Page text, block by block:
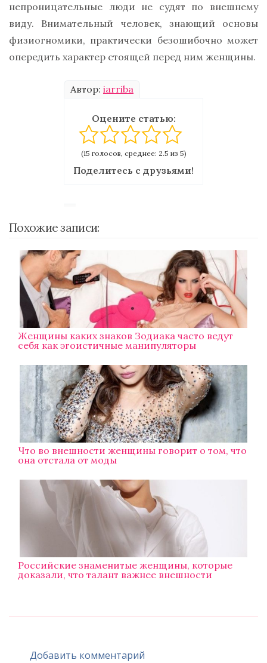
непроницательные люди не судят по внешнему
виду. Внимательный человек, знающий основы
физиогномики, практически безошибочно может
опередить характер стоящей перед ним женщины.
Автор: iarriba
Оцените статью:
(15 голосов, среднее: 2.5 из 5)
Поделитесь с друзьями!
Похожие записи:
Женщины каких знаков Зодиака часто ведут
себя как эгоистичные манипуляторы
Что во внешности женщины говорит о том, что
она отстала от моды
Российские знаменитые женщины, которые
доказали, что талант важнее внешности
Добавить комментарий